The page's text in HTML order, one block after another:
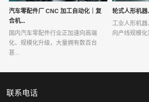
汽车零配件厂 CNC 加工自动化｜复
合机...
国内汽车零配件行业正加速向高端
化、规模化升级，大量拥有数百台
甚...
轮式人形机
工业人形机
向产线规模
联系电话